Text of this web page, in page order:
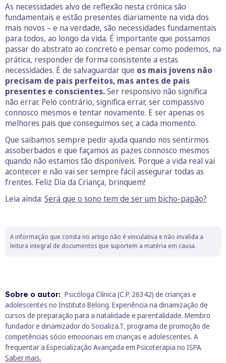
As necessidades alvo de reflexão nesta crónica são
fundamentais e estão presentes diariamente na vida dos
mais novos – e na verdade, são necessidades fundamentais
para todos, ao longo da vida. É importante que possamos
passar do abstrato ao concreto e pensar como podemos, na
prática, responder de forma consistente a estas
necessidades. É de salvaguardar que os mais jovens não
precisam de pais perfeitos, mas antes de pais
presentes e conscientes.Ser responsivo não significa
não errar. Pelo contrário, significa errar, ser compassivo
connosco mesmos e tentar novamente. E ser apenas os
melhores pais que conseguimos ser, a cada momento.
Que saibamos sempre pedir ajuda quando nos sentirmos
assoberbados e que façamos as pazes connosco mesmos
quando não estamos tão disponíveis. Porque a vida real vai
acontecer e não vai ser sempre fácil assegurar todas as
frentes. Feliz Dia da Criança, brinquem!
Leia ainda: Será que o sono tem de ser um bicho-papão?
A informação que consta no artigo não é vinculativa e não invalida a
leitura integral de documentos que suportem a matéria em causa.
Sobre o autor: Psicóloga Clínica (C.P. 26342) de crianças e
adolescentes no Instituto Belong. Experiência na dinamização de
cursos de preparação para a natalidade e parentalidade. Membro
fundador e dinamizador do Socializa.T, programa de promoção de
competências sócio emocionais em crianças e adolescentes. A
frequentar a Especialização Avançada em Psicoterapia no ISPA.
Saber mais.